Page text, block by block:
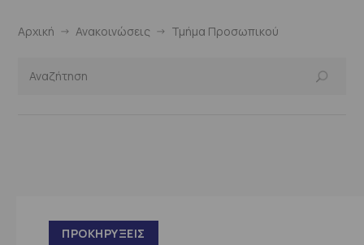
Αρχική Ανακοινώσεις Τμήμα Προσωπικού
ΠΡΟΚΗΡΎΞΕΙΣ